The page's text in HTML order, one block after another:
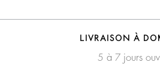
LIVRAISON À
5 à 7 jours